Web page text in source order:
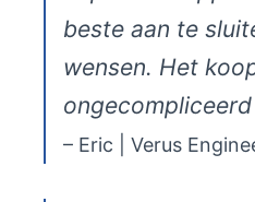
beste aan te
wensen. Het
ongecompliceerd
– Eric | Verus